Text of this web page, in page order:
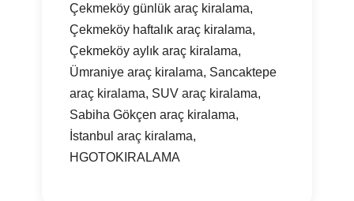
Çekmeköy günlük araç kiralama,
Çekmeköy haftalık araç kiralama,
Çekmeköy aylık araç kiralama,
Ümraniye araç kiralama, Sancaktepe
araç kiralama, SUV araç kiralama,
Sabiha Gökçen araç kiralama,
İstanbul araç kiralama,
HGOTOKIRALAMA